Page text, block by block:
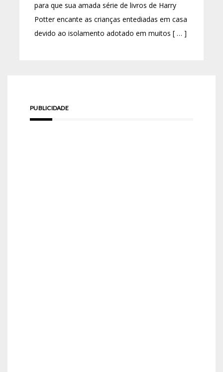
para que sua amada série de livros de Harry
Potter encante as crianças entediadas em casa
devido ao isolamento adotado em muitos [ … ]
PUBLICIDADE